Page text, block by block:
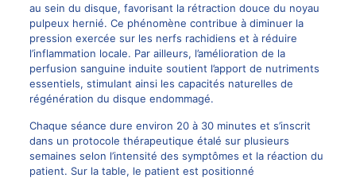
au sein du disque, favorisant la rétraction douce du noyau
pulpeux hernié. Ce phénomène contribue à diminuer la
pression exercée sur les nerfs rachidiens et à réduire
l’inflammation locale. Par ailleurs, l’amélioration de la
perfusion sanguine induite soutient l’apport de nutriments
essentiels, stimulant ainsi les capacités naturelles de
régénération du disque endommagé.
Chaque séance dure environ 20 à 30 minutes et s’inscrit
dans un protocole thérapeutique étalé sur plusieurs
semaines selon l’intensité des symptômes et la réaction du
patient. Sur la table, le patient est positionné